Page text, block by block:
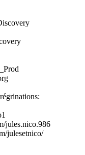
jules.nico.986
julesetnico/